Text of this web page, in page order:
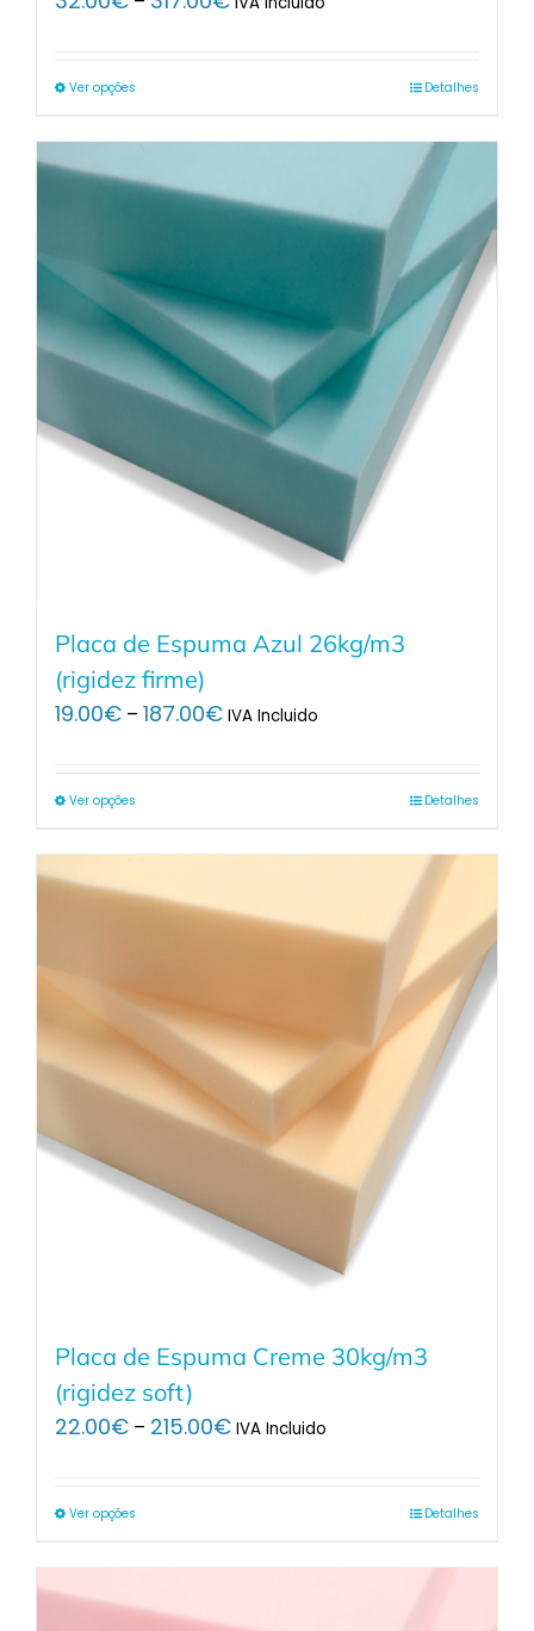
Ver opções Detalhes
Placa de Espuma Azul 26kg/m3
(rigidez firme)
19.00€ – 187.00€Price
IVA Incluido
Ver opções Detalhes
Placa de Espuma Creme 30kg/m3
(rigidez soft)
22.00€ – 215.00€Price
IVA Incluido
Ver opções Detalhes